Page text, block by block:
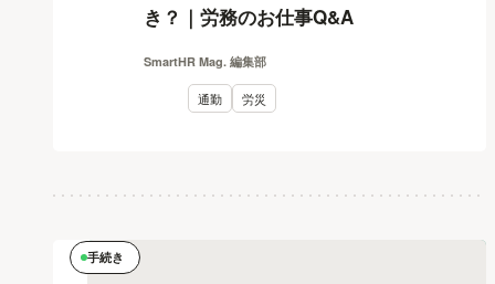
き？｜労務のお仕事Q&A
SmartHR Mag. 編集部
通勤 労災
手続き